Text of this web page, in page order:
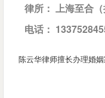
律所： 上海至合
电话：
陈云华律师擅长办理婚